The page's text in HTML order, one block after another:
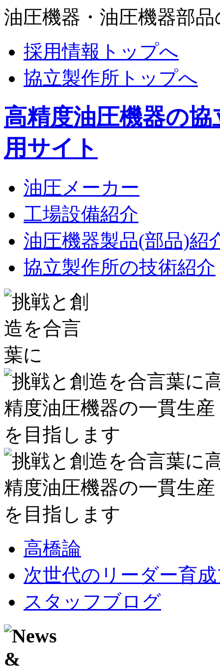
油圧機器・油圧機器部
採用情報トップへ
協立製作所トップへ
高精度油圧機器の
用サイト
油圧メーカー
工場設備紹介
油圧機器製品(部品)紹
協立製作所の技術紹介
高橋論
次世代のリーダー育
スタッフブログ